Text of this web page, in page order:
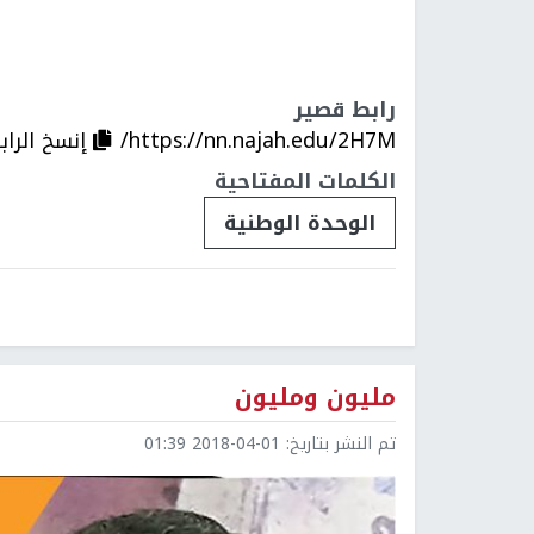
رابط قصير
https://nn.najah.edu/2H7M/
إنسخ
الكلمات المفتاحية
الوحدة الوطنية
مليون ومليون
تم النشر بتاريخ: 2018-04-01 01:39